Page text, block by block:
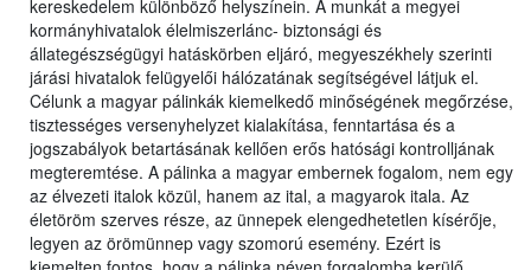
kereskedelem különböző helyszínein. A munkát a megyei
kormányhivatalok élelmiszerlánc- biztonsági és
állategészségügyi hatáskörben eljáró, megyeszékhely szerinti
járási hivatalok felügyelői hálózatának segítségével látjuk el.
Célunk a magyar pálinkák kiemelkedő minőségének megőrzése,
tisztességes versenyhelyzet kialakítása, fenntartása és a
jogszabályok betartásának kellően erős hatósági kontrolljának
megteremtése. A pálinka a magyar embernek fogalom, nem egy
az élvezeti italok közül, hanem az ital, a magyarok itala. Az
életöröm szerves része, az ünnepek elengedhetetlen kísérője,
legyen az örömünnep vagy szomorú esemény. Ezért is